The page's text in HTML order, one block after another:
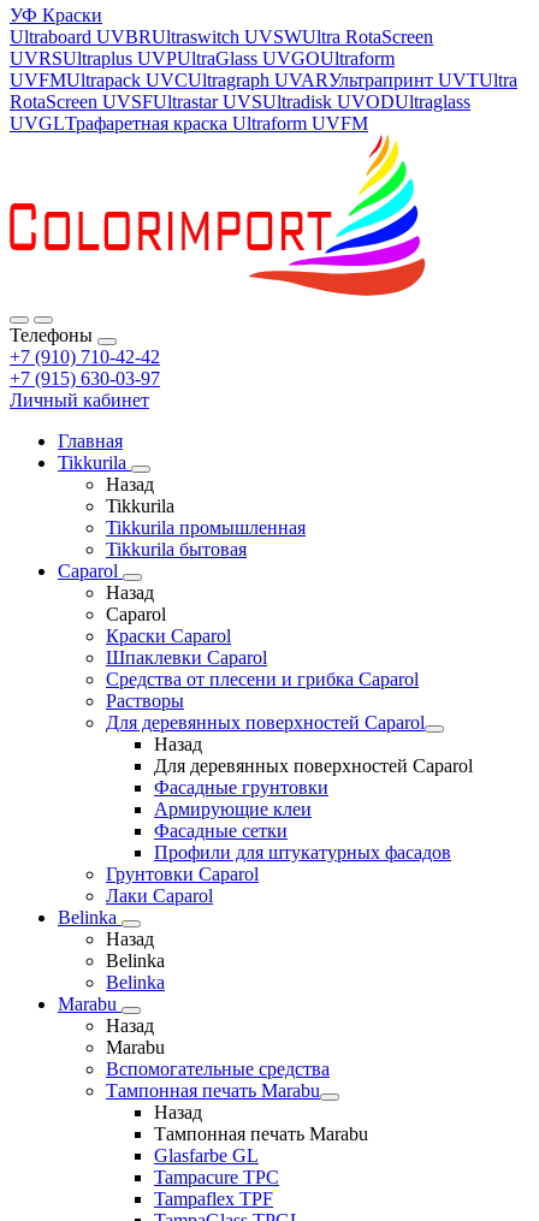
УФ Краски
Ultraboard UVBRUltraswitch UVSWUltra RotaScreen
UVRSUltraplus UVPUltraGlass UVGOUltraform
UVFMUltrapack UVCUltragraph UVARУльтрапринт UVTUltra
RotaScreen UVSFUltrastar UVSUltradisk UVODUltraglass
UVGLТрафаретная краска Ultraform UVFM
Телефоны
+7 (910) 710-42-42
+7 (915) 630-03-97
Личный кабинет
Главная
Tikkurila
Назад
Tikkurila
Tikkurila промышленная
Tikkurila бытовая
Caparol
Назад
Caparol
Краски Caparol
Шпаклевки Caparol
Средства от плесени и грибка Caparol
Растворы
Для деревянных поверхностей Caparol
Назад
Для деревянных поверхностей Caparol
Фасадные грунтовки
Армирующие клеи
Фасадные сетки
Профили для штукатурных фасадов
Грунтовки Caparol
Лаки Caparol
Belinka
Назад
Belinka
Belinka
Marabu
Назад
Marabu
Вспомогательные средства
Тампонная печать Marabu
Назад
Тампонная печать Marabu
Glasfarbe GL
Tampacure TPC
Tampaflex TPF